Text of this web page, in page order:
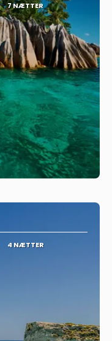
7 NÆTTER
4 NÆTTER